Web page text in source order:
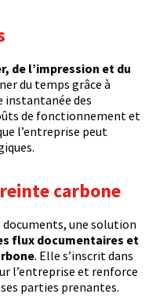
de l’impression et du
du temps grâce à
instantanée des
de fonctionnement et
l’entreprise peut
carbone
une solution
flux documentaires et
. Elle s’inscrit dans
l’entreprise et renforce
parties prenantes.